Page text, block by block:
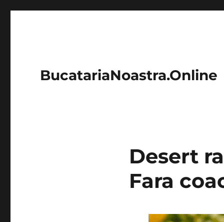
BucatariaNoastra.Online
Desert
Fara